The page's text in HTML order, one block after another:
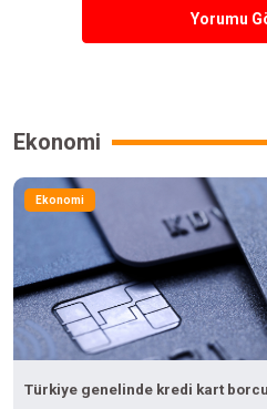
Yorumu
Ekonomi
Ekonomi
Türkiye genelinde kredi kart